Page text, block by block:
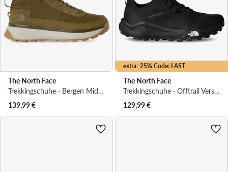
The North Face
Trekkingschuhe · Bergen Mid Wp NF0A8D8WDUJ1 · Braun
139,99€
extra -25% Code: LAST
The North Face
Trekkingschuhe · Offtrail Versa NF0A8AEXKY41 · Schwarz
129,99€